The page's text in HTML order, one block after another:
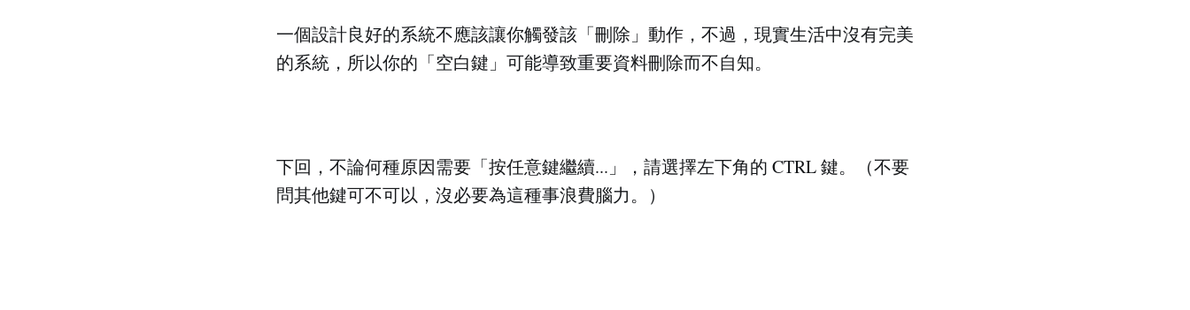
一個設計良好的系統不應該讓你觸發該「刪除」動作，不過，現實生活中沒有完美
的系統，所以你的「空白鍵」可能導致重要資料刪除而不自知。
下回，不論何種原因需要「按任意鍵繼續...」，請選擇左下角的 CTRL 鍵。（不要
問其他鍵可不可以，沒必要為這種事浪費腦力。）